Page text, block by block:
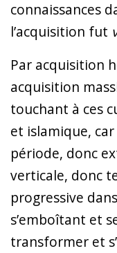
connaissances
l’acquisition fut
Par acquisition
acquisition
touchant à ces
et islamique,
période, donc
verticale, donc
progressive
s’emboîtant et
transformer et